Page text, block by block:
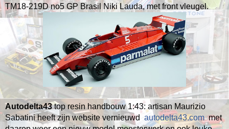
TM18-219D no5 GP Brasil Niki Lauda, met front vleugel.
Autodelta43top resin handbouw 1:43: artisan Maurizio
Sabatini heeft zijn website vernieuwd autodelta43.commet